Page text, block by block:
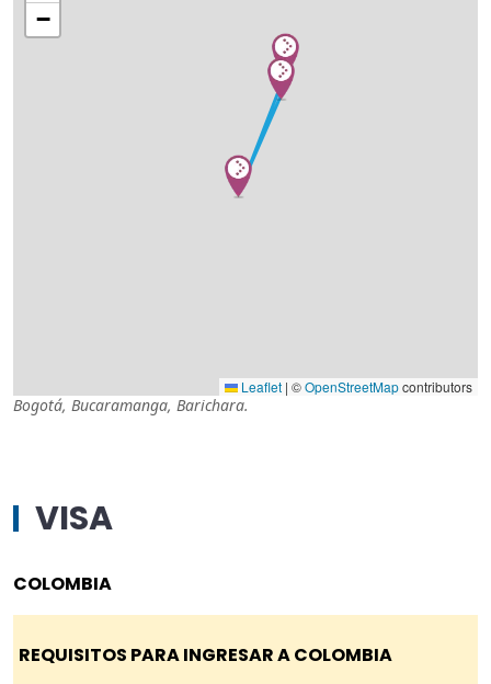
−
Leaflet | ©OpenStreetMapcontributors
Bogotá, Bucaramanga, Barichara.
VISA
COLOMBIA
REQUISITOS PARA INGRESAR A COLOMBIA